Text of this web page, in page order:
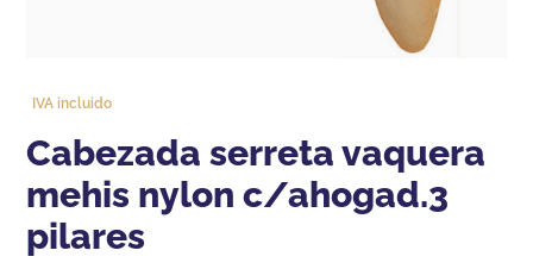
IVA incluido
cabezada serreta vaquera
mehis nylon c/ahogad.3
pilares